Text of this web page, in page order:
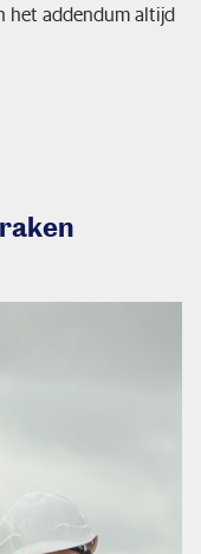
het addendum altijd